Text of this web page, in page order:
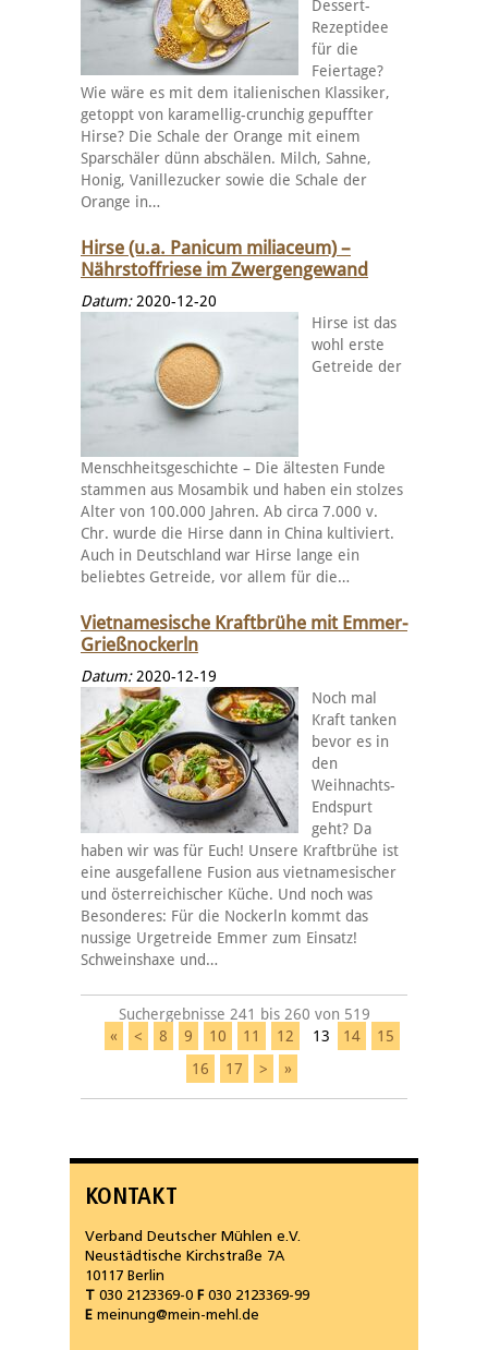
Dessert-
Rezeptidee
für die
Feiertage?
Wie wäre es mit dem italienischen Klassiker,
getoppt von karamellig-crunchig gepuffter
Hirse? Die Schale der Orange mit einem
Sparschäler dünn abschälen. Milch, Sahne,
Honig, Vanillezucker sowie die Schale der
Orange in…
Hirse (u.a. Panicum miliaceum) –
Nährstoffriese im Zwergengewand
Datum:2020-12-20
Hirse ist das
wohl erste
Getreide der
Menschheitsgeschichte – Die ältesten Funde
stammen aus Mosambik und haben ein stolzes
Alter von 100.000 Jahren. Ab circa 7.000 v.
Chr. wurde die Hirse dann in China kultiviert.
Auch in Deutschland war Hirse lange ein
beliebtes Getreide, vor allem für die…
Vietnamesische Kraftbrühe mit Emmer-
Grießnockerln
Datum:2020-12-19
Noch mal
Kraft tanken
bevor es in
den
Weihnachts-
Endspurt
geht? Da
haben wir was für Euch! Unsere Kraftbrühe ist
eine ausgefallene Fusion aus vietnamesischer
und österreichischer Küche. Und noch was
Besonderes: Für die Nockerln kommt das
nussige Urgetreide Emmer zum Einsatz!
Schweinshaxe und…
Suchergebnisse 241 bis 260 von 519
«
< 8 9 10 11 12 13 14
15
16
17 > »
KONTAKT
Verband Deutscher Mühlen e.V.
Neustädtische Kirchstraße 7A
10117 Berlin
T 030 2123369-0 F030 2123369-99
E meinung@mein-mehl.de